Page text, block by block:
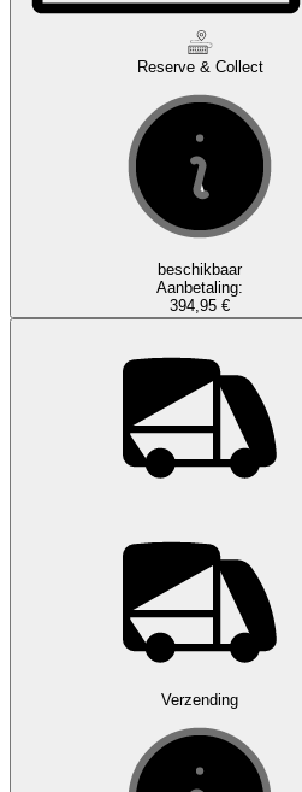
Reserve & Collect
beschikbaar
Aanbetaling:
394,95 €
Verzending